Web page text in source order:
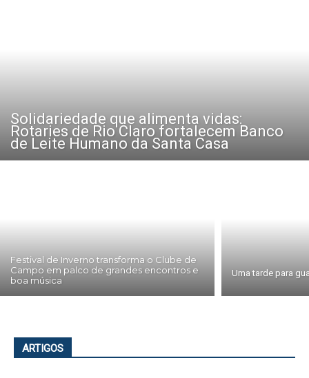
Solidariedade que alimenta vidas:
Rotaries de Rio Claro fortalecem Banco
de Leite Humano da Santa Casa
Festival de Inverno transforma o Clube de
Campo em palco de grandes encontros e
boa música
Uma tarde para
ARTIGOS